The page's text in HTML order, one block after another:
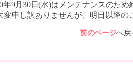
年9月30日(水)はメンテナンスのた
変申し訳ありませんが、明日以降の
前のページへ戻